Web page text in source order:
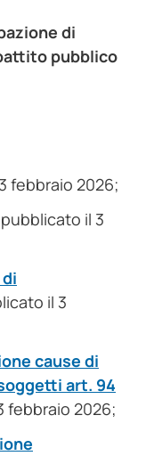
di
pubblico
febbraio 2026;
il 3
il 3
cause di
art. 94
febbraio 2026;